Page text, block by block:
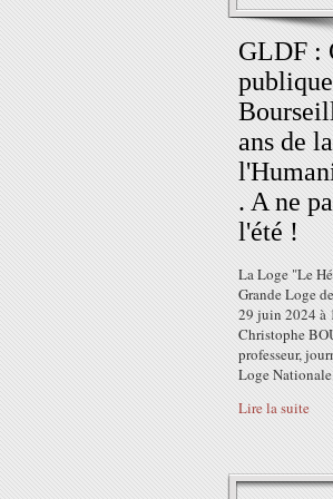
GLDF :
ans de
. A ne
l'été !
La Loge "Le
Grande Loge
29 juin 2024 à
Christophe
professeur,
Loge
Lire la suite